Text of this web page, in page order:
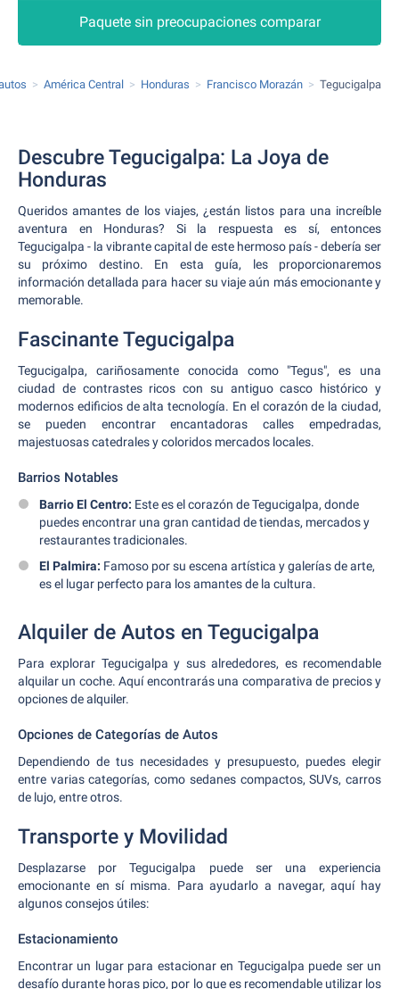
Paquete sin preocupaciones comparar
América Central Honduras Francisco Morazán Tegucigalpa
Descubre Tegucigalpa: La Joya de
Honduras
Queridos amantes de los viajes, ¿están listos para una increíble
aventura en Honduras? Si la respuesta es sí, entonces
Tegucigalpa - la vibrante capital de este hermoso país - debería ser
su próximo destino. En esta guía, les proporcionaremos
información detallada para hacer su viaje aún más emocionante y
memorable.
Fascinante Tegucigalpa
Tegucigalpa, cariñosamente conocida como "Tegus", es una
ciudad de contrastes ricos con su antiguo casco histórico y
modernos edificios de alta tecnología. En el corazón de la ciudad,
se pueden encontrar encantadoras calles empedradas,
majestuosas catedrales y coloridos mercados locales.
Barrios Notables
Barrio El Centro: Este es el corazón de Tegucigalpa, donde
puedes encontrar una gran cantidad de tiendas, mercados y
restaurantes tradicionales.
El Palmira: Famoso por su escena artística y galerías de arte,
es el lugar perfecto para los amantes de la cultura.
Alquiler de Autos en Tegucigalpa
Para explorar Tegucigalpa y sus alrededores, es recomendable
alquilar un coche. Aquí encontrarás una comparativa de precios y
opciones de alquiler.
Opciones de Categorías de Autos
Dependiendo de tus necesidades y presupuesto, puedes elegir
entre varias categorías, como sedanes compactos, SUVs, carros
de lujo, entre otros.
Transporte y Movilidad
Desplazarse por Tegucigalpa puede ser una experiencia
emocionante en sí misma. Para ayudarlo a navegar, aquí hay
algunos consejos útiles:
Estacionamiento
Encontrar un lugar para estacionar en Tegucigalpa puede ser un
desafío durante horas pico, por lo que es recomendable utilizar los